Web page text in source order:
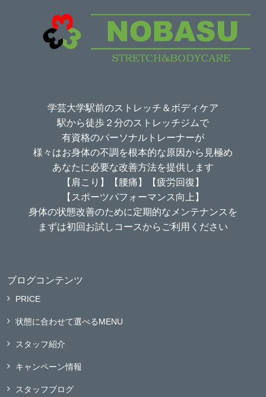
学芸大学駅前のストレッチ＆ボディケア
駅から徒歩２分のストレッチジムで
有資格のパーソナルトレーナーが
様々はお身体の不調を根本的な原因から見極め
あなたに必要な改善方法を提供します
【肩こり】【腰痛】【疲労回復】
【スポーツパフォーマンス向上】
身体の状態改善のために定期的なメンテナンスを
まずは初回お試しコースからご利用ください
ブログコンテンツ
PRICE
状態に合わせて選べるMENU
スタッフ紹介
キャンペーン情報
スタッフブログ